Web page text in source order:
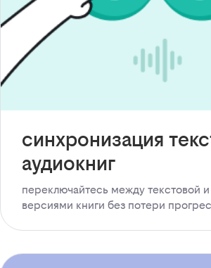
синхронизация
аудиокниг
переключайтесь между текстовой
версиями книги без потери